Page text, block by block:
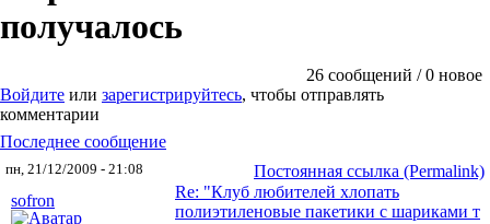
получалось
26 сообщений / 0 новое
Войдите или зарегистрируйтесь, чтобы отправлять
комментарии
Последнее сообщение
пн, 21/12/2009 - 21:08
Постоянная ссылка (Permalink)
sofron
Re: "Клуб любителей хлопать
полиэтиленовые пакетики с шариками т